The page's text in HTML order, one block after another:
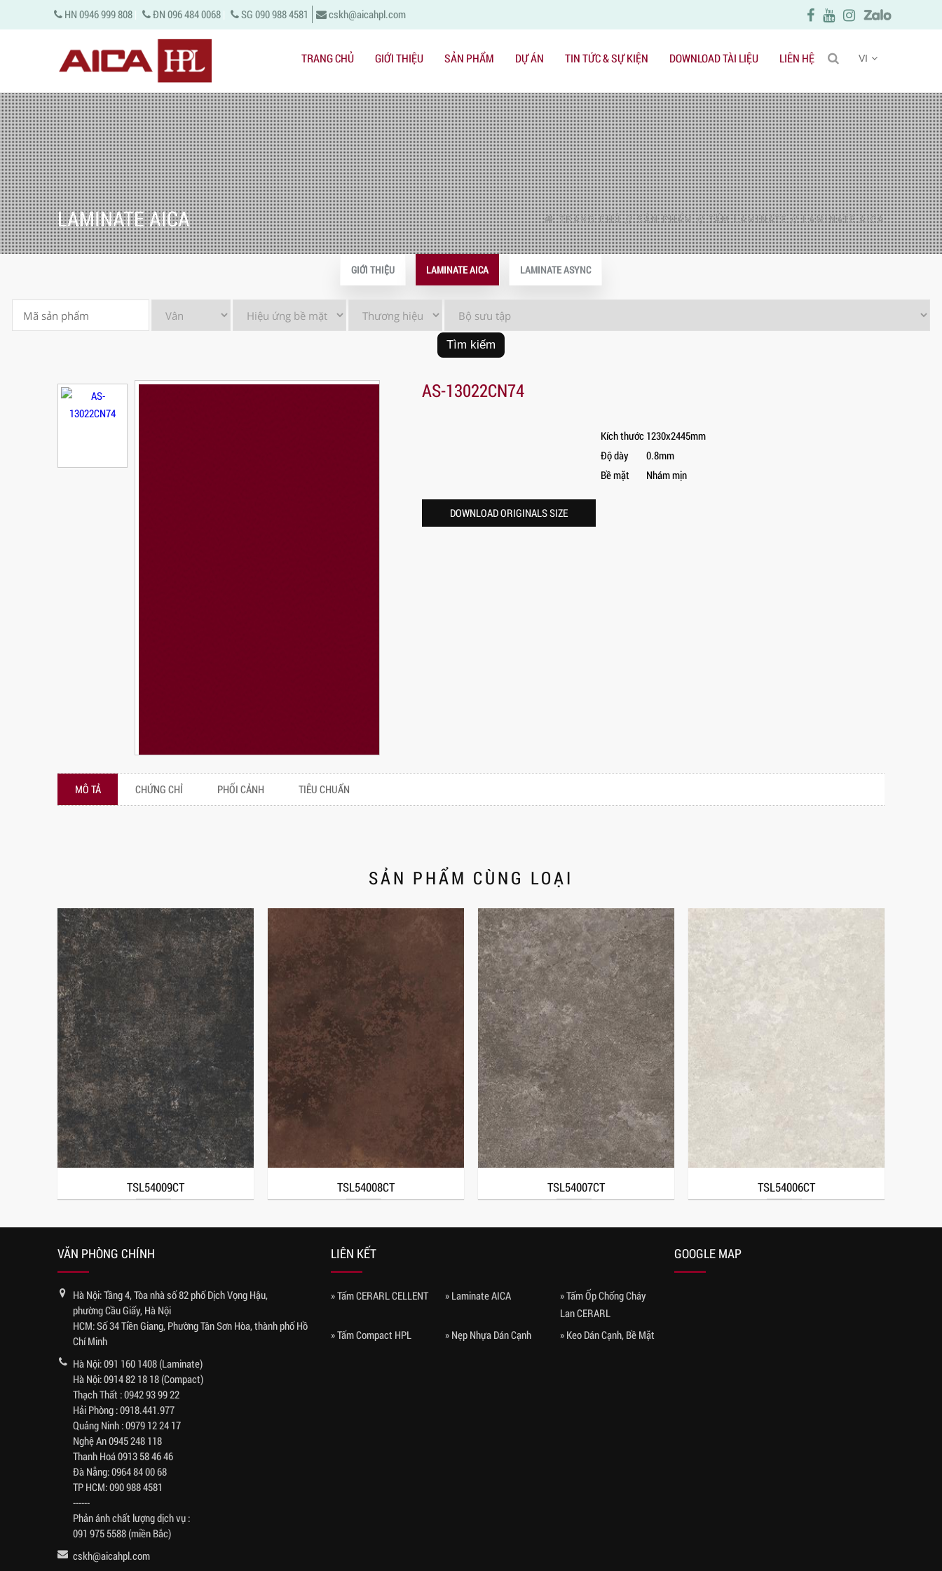
HN 0946 999 808 | ĐN 096 484 0068 | SG 090 988 4581 cskh@aicahpl.com
TRANG CHỦ GIỚI THIỆU SẢN PHẨM DỰ ÁN TIN TỨC & SỰ KIỆN DOWNLOAD TÀI LIỆU LIÊN HỆ VI
LAMINATE AICA TRANG CHỦ //SẢN PHẨM//TẤM LAMINATE//LAMINATE AICA
GIỚI THIỆU LAMINATE AICA LAMINATE ASYNC
Tìm kiếm
AS-13022CN74
Kích thước 1230x2445mm
Độ dày
0.8mm
Bề mặt
Nhám mịn
DOWNLOAD ORIGINALS SIZE
MÔ TẢ CHỨNG CHỈ PHỐI CẢNH TIÊU CHUẨN
SẢN PHẨM CÙNG LOẠI
TSL54009CT TSL54008CT TSL54007CT TSL54006CT
VĂN PHÒNG CHÍNH
Hà Nội: Tầng 4, Tòa nhà số 82 phố Dịch Vọng Hậu,
phường Cầu Giấy, Hà Nội
HCM: Số 34 Tiền Giang, Phường Tân Sơn Hòa, thành phố Hồ
Chí Minh
Hà Nội:091 160 1408 (Laminate)
Hà Nội:0914 82 18 18 (Compact)
Thạch Thất :0942 93 99 22
Hải Phòng :0918.441.977
Quảng Ninh :0979 12 24 17
Nghệ An0945 248 118
Thanh Hoá0913 58 46 46
Đà Nẵng:0964 84 00 68
TP HCM:090 988 4581
------
Phản ánh chất lượng dịch vụ :
091 975 5588 (miền Bắc)
cskh@aicahpl.com
LIÊN KẾT
» Tấm CERARL CELLENT » Laminate AICA
» Tấm Ốp Chống Cháy
Lan CERARL
» Tấm Compact HPL
» Nẹp Nhựa Dán Cạnh » Keo Dán Cạnh, Bề Mặt
GOOGLE MAP